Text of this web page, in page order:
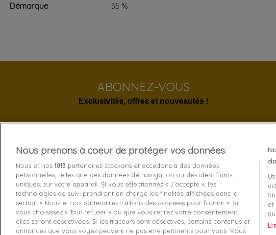
Démarque 35 %
ABONNEZ-VOUS
Exclusivités, offres et nouveautés !
Services client
Livraison
Echange et
Paiement sécurisé
Contactez-nous
Nous prenons à coeur de protéger vos données
Nous et nos 1013 partenaires stockons et accédons à des données
personnelles, telles que des données de navigation ou des identifiants
uniques, sur votre appareil. Si vous sélectionnez « J’accepte », les
technologies de suivi prendront en charge les finalités affichées dans la
section « Nous et nos partenaires traitons des données pour fournir ». Si
vous choisissez « Tout refuser » ou que vous retirez votre consentement,
elles seront désactivées. Si les traceurs sont désactivés, certains contenus et
annonces que vous voyez peuvent ne pas être pertinents pour vous. Vous
et